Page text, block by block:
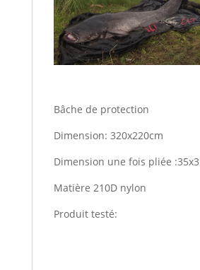
Bâche de protection
Dimension: 320x220cm
Dimension une fois pliée
Matière 210D nylon
Produit testé: